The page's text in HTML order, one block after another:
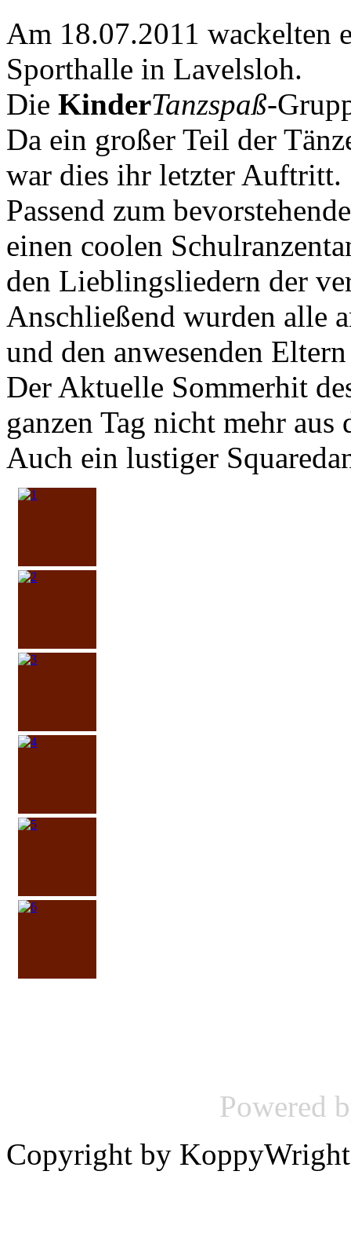
Am 18.07.2011 wackelten
Sporthalle in Lavelsloh.
Die KinderTanzspaß-
Da ein großer Teil der
war dies ihr letzter Auftritt.
Passend zum
einen coolen
den Lieblingsliedern der
Anschließend wurden alle
und den anwesenden
Der Aktuelle Sommerhit
ganzen Tag nicht mehr aus
Auch ein lustiger
Powered
Copyright by KoppyWright